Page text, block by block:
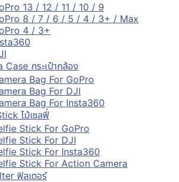
13 / 12 / 11 / 10 / 9
8 / 7 / 6 / 5 / 4 / 3+ / Max
4 / 3+
Case กระเป๋ากล้อง
Bag For GoPro
Bag For DJI
Bag For Insta360
ไม้เซลฟี่
Stick For GoPro
Stick For DJI
Stick For Insta360
Stick For Action Camera
ฟิลเตอร์